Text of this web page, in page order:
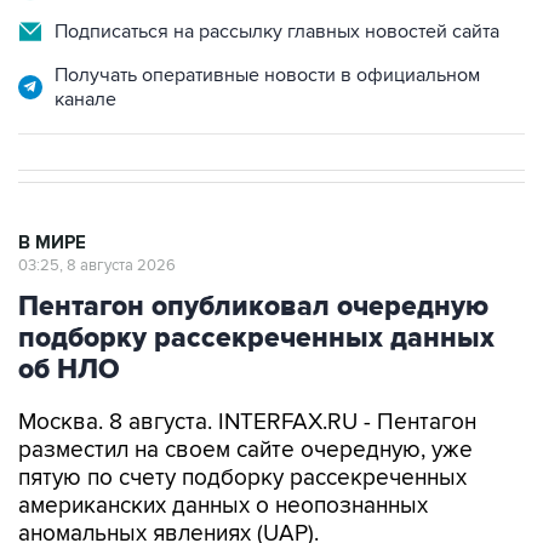
Подписаться на рассылку главных новостей сайта
Получать оперативные новости в официальном
канале
В МИРЕ
03:25, 8 августа 2026
Пентагон опубликовал очередную
подборку рассекреченных данных
об НЛО
Москва. 8 августа. INTERFAX.RU - Пентагон
разместил на своем сайте очередную, уже
пятую по счету подборку рассекреченных
американских данных о неопознанных
аномальных явлениях (UAP).